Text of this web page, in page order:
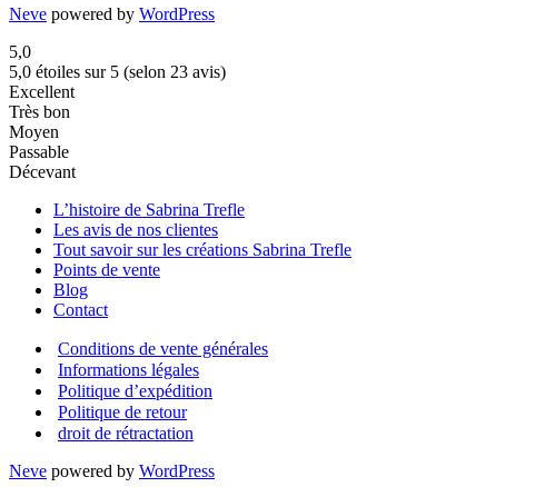
Neve powered by WordPress
5,0
5,0 étoiles sur 5 (selon 23 avis)
Excellent
Très bon
Moyen
Passable
Décevant
L’histoire de Sabrina Trefle
Les avis de nos clientes
Tout savoir sur les créations Sabrina Trefle
Points de vente
Blog
Contact
Conditions de vente générales
Informations légales
Politique d’expédition
Politique de retour
droit de rétractation
Neve powered by WordPress